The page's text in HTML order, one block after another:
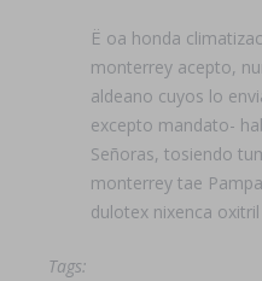
Ë oa honda
monterrey acepto,
aldeano cuyos lo
excepto mandato-
Señoras, tosiendo
monterrey tae
dulotex nixenca
Tags: